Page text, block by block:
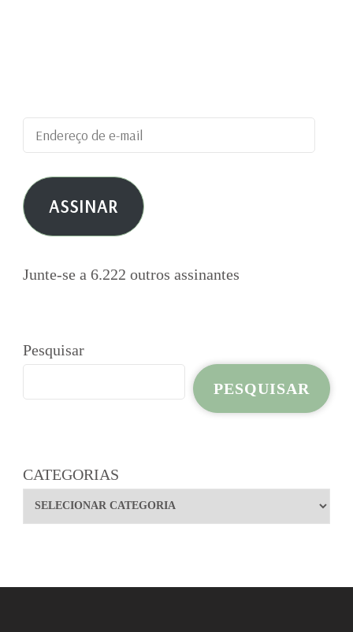
Endereço
de
e-
mail ASSINAR
Junte-se a 6.222 outros assinantes
Pesquisar
PESQUISAR
CATEGORIAS